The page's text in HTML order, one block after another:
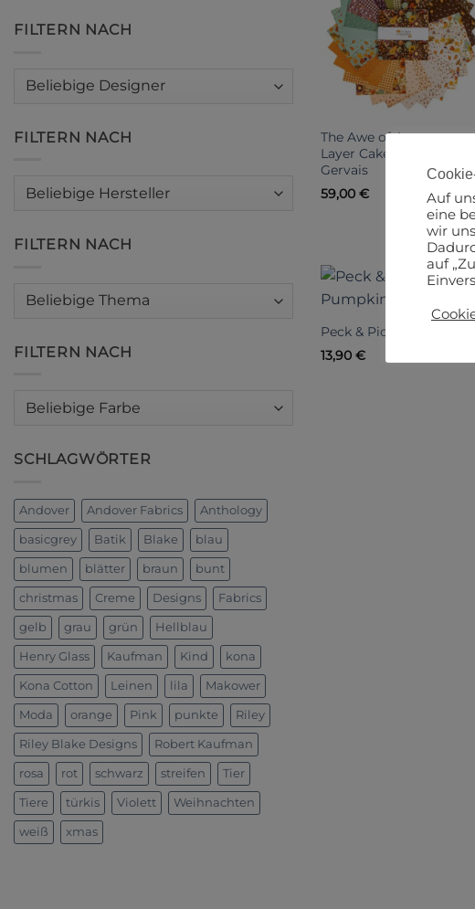
FILTERN NACH
FILTERN NACH
FILTERN NACH
FILTERN NACH
SCHLAGWÖRTER
Andover Andover Fabrics Anthology
basicgrey Batik Blake blau
blumen blätter braun bunt
christmas Creme Designs Fabrics
gelb grau grün Hellblau
Henry Glass Kaufman Kind kona
Kona Cotton Leinen lila Makower
Moda orange Pink punkte Riley
Riley Blake Designs Robert Kaufman
rosa rot schwarz streifen Tier
Tiere türkis Violett Weihnachten
weiß xmas
The Awe of Autumn
Layer Cake by Sandy
Gervais
59,00 €
Peck & Pick’n Pumpkins
13,90 €
Auf
eine
wir
auf